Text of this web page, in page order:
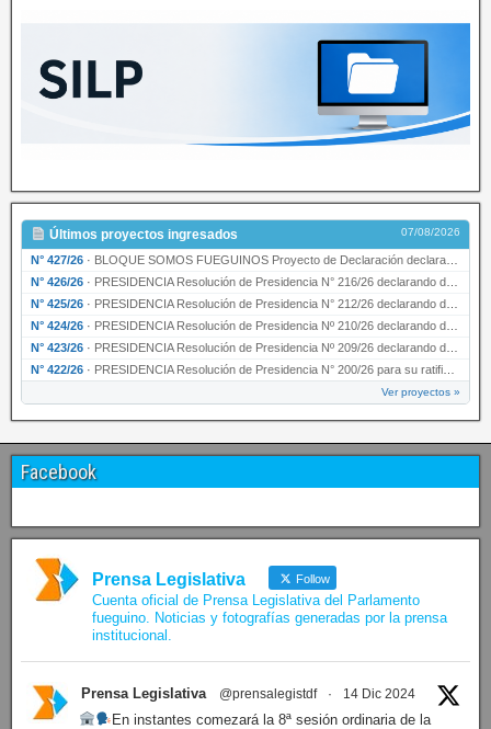
Últimos proyectos ingresados 07/08/2026
N° 427/26 · BLOQUE SOMOS FUEGUINOS Proyecto de Declaración declarando de interés provincial PRESIDENCI…
N° 426/26 · PRESIDENCIA Resolución de Presidencia N° 216/26 declarando de interés provincial la labor …
N° 425/26 · PRESIDENCIA Resolución de Presidencia N° 212/26 declarando de interés provincial el “50° A…
N° 424/26 · PRESIDENCIA Resolución de Presidencia Nº 210/26 declarando de interés provincial el proyec…
N° 423/26 · PRESIDENCIA Resolución de Presidencia Nº 209/26 declarando de interés provincial la presen…
N° 422/26 · PRESIDENCIA Resolución de Presidencia N° 200/26 para su ratificación.
Ver proyectos »
Facebook
Prensa Legislativa Follow
Cuenta oficial de Prensa Legislativa del Parlamento
fueguino. Noticias y fotografías generadas por la prensa
institucional.
Prensa Legislativa @prensalegistdf · 14 Dic 2024
En instantes comezará la 8ª sesión ordinaria de la